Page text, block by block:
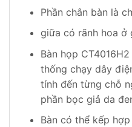
Phần chân bàn là
giữa có rãnh hoa ở
Bàn họp
thống chạy dây
tính đến từng chỗ
phần bọc giả da
Bàn có thể kếp